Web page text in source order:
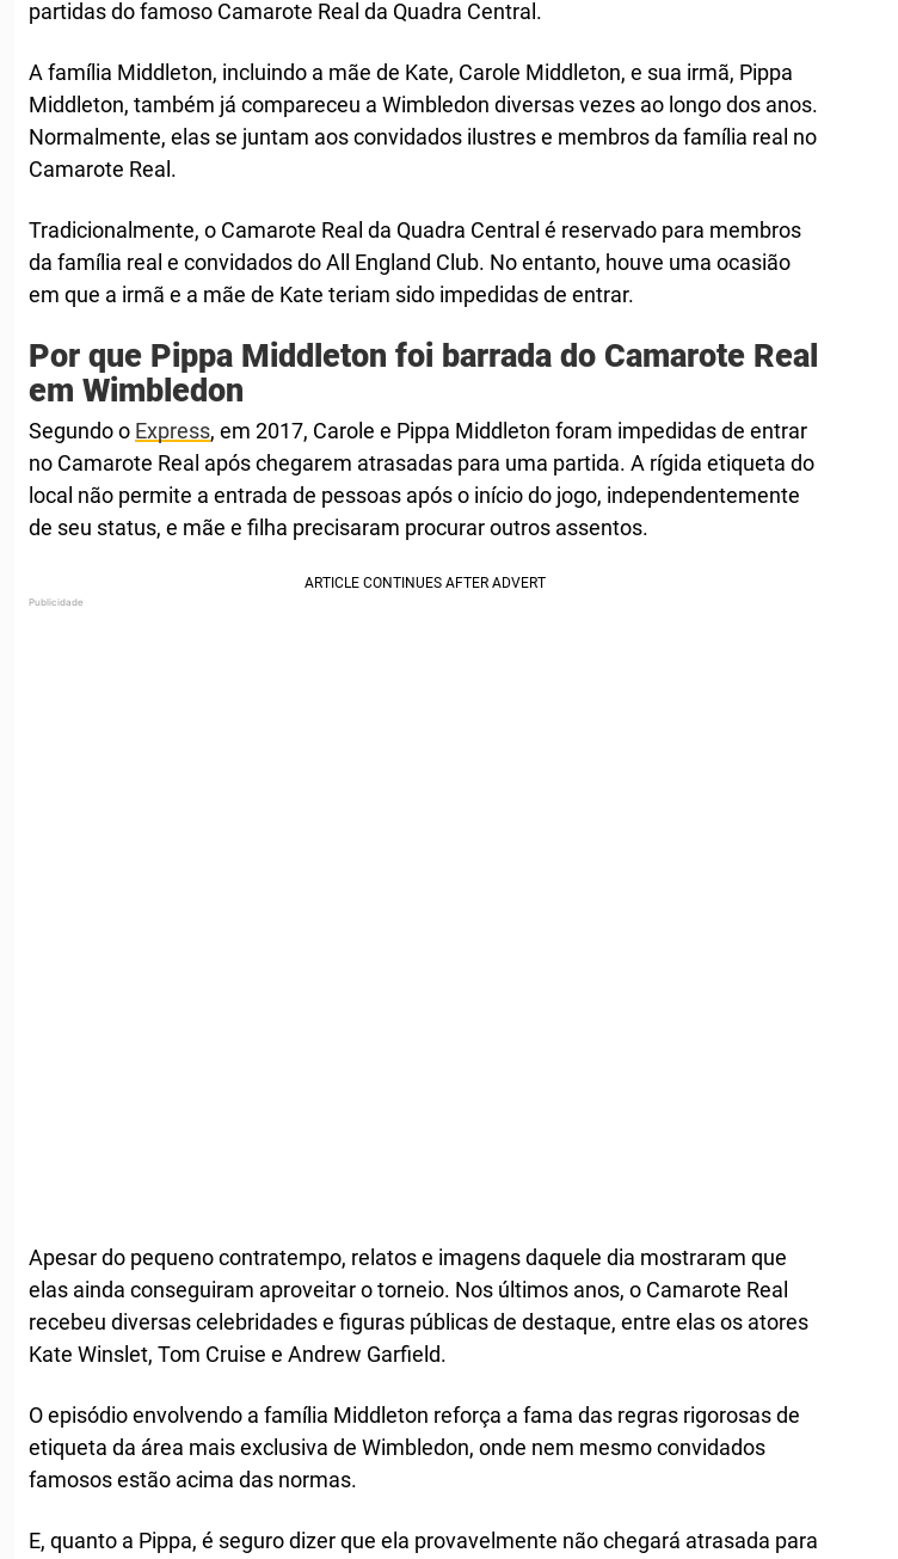
partidas do famoso Camarote Real da Quadra Central.
A família Middleton, incluindo a mãe de Kate, Carole Middleton, e sua irmã, Pippa
Middleton, também já compareceu a Wimbledon diversas vezes ao longo dos anos.
Normalmente, elas se juntam aos convidados ilustres e membros da família real no
Camarote Real.
Tradicionalmente, o Camarote Real da Quadra Central é reservado para membros
da família real e convidados do All England Club. No entanto, houve uma ocasião
em que a irmã e a mãe de Kate teriam sido impedidas de entrar.
Por que Pippa Middleton foi barrada do Camarote Real
em Wimbledon
Segundo o Express, em 2017, Carole e Pippa Middleton foram impedidas de entrar
no Camarote Real após chegarem atrasadas para uma partida. A rígida etiqueta do
local não permite a entrada de pessoas após o início do jogo, independentemente
de seu status, e mãe e filha precisaram procurar outros assentos.
Apesar do pequeno contratempo, relatos e imagens daquele dia mostraram que
elas ainda conseguiram aproveitar o torneio. Nos últimos anos, o Camarote Real
recebeu diversas celebridades e figuras públicas de destaque, entre elas os atores
Kate Winslet, Tom Cruise e Andrew Garfield.
O episódio envolvendo a família Middleton reforça a fama das regras rigorosas de
etiqueta da área mais exclusiva de Wimbledon, onde nem mesmo convidados
famosos estão acima das normas.
E, quanto a Pippa, é seguro dizer que ela provavelmente não chegará atrasada para